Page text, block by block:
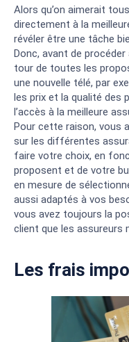
Alors qu’on aimerait
directement à la
révéler être une tâche
Donc, avant de
tour de toutes les
une nouvelle télé, par
les prix et la qualité des
l’accès à la meilleure
Pour cette raison, vous
sur les différentes
faire votre choix, en
proposent et de votre
en mesure de
aussi adaptés à vos
vous avez toujours la
client que les
Les frais